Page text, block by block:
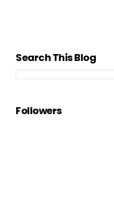
Search This Blog
Followers